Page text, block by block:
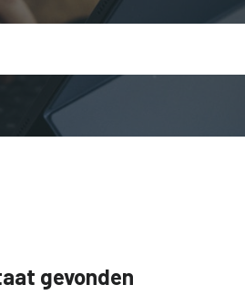
gevonden